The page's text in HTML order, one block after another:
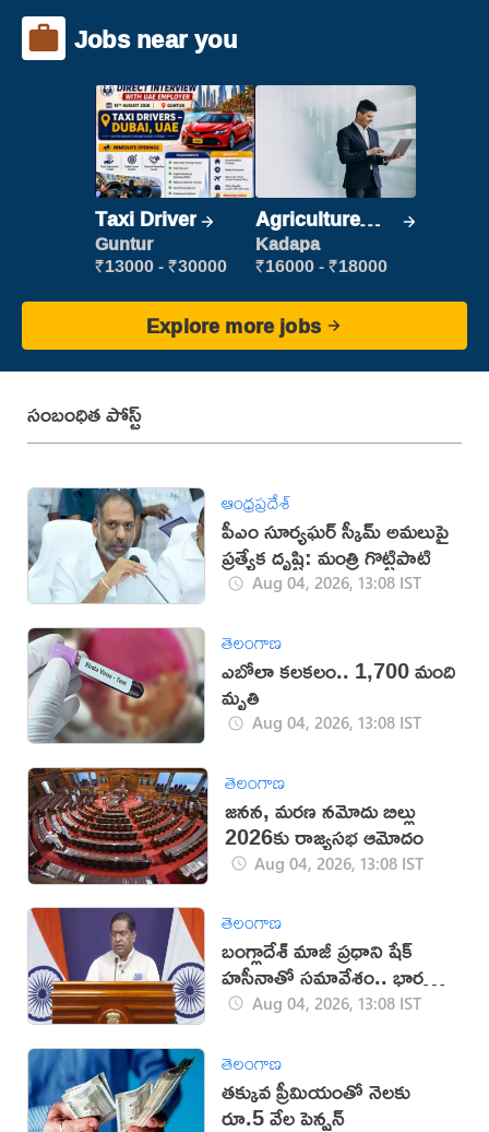
Jobs near you
Taxi Driver
Guntur
₹13000 - ₹30000
Agriculture
Labour
Kadapa
₹16000 - ₹18000
Explore more jobs
సంబంధిత పోస్ట్
ఆంధ్రప్రదేశ్
పీఎం సూర్యఘర్ స్కీమ్ అమలుపై
ప్రత్యేక దృష్టి: మంత్రి గొట్టిపాటి
Aug 04, 2026, 13:08 IST
తెలంగాణ
ఎబోలా కలకలం.. 1,700 మంది
మృతి
Aug 04, 2026, 13:08 IST
తెలంగాణ
జనన, మరణ నమోదు బిల్లు
2026కు రాజ్యసభ ఆమోదం
Aug 04, 2026, 13:08 IST
తెలంగాణ
బంగ్లాదేశ్ మాజీ ప్రధాని షేక్
హసీనాతో సమావేశం.. భారత్
క్లారిటీAug 04, 2026, 13:08 IST
తెలంగాణ
తక్కువ ప్రీమియంతో నెలకు
రూ.5 వేల పెన్షన్